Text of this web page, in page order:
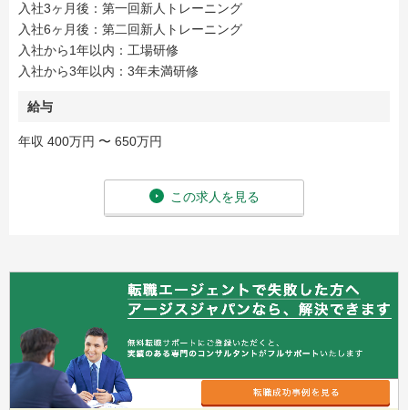
入社3ヶ月後：第一回新人トレーニング
入社6ヶ月後：第二回新人トレーニング
入社から1年以内：工場研修
入社から3年以内：3年未満研修
給与
年収 400万円 〜 650万円
この求人を見る